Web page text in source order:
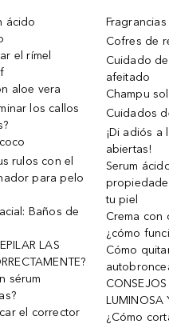
ácido
el rímel
aloe vera
los callos
rulos con el
para pelo
Baños de
LAS
sérum
el corrector
Cofres de
Cuidado
afeitado
Champu
Cuidados
¡Di adiós a
abiertas!
Serum
tu piel
Crema con
¿cómo
Cómo
LUMINOSA
¿Cómo